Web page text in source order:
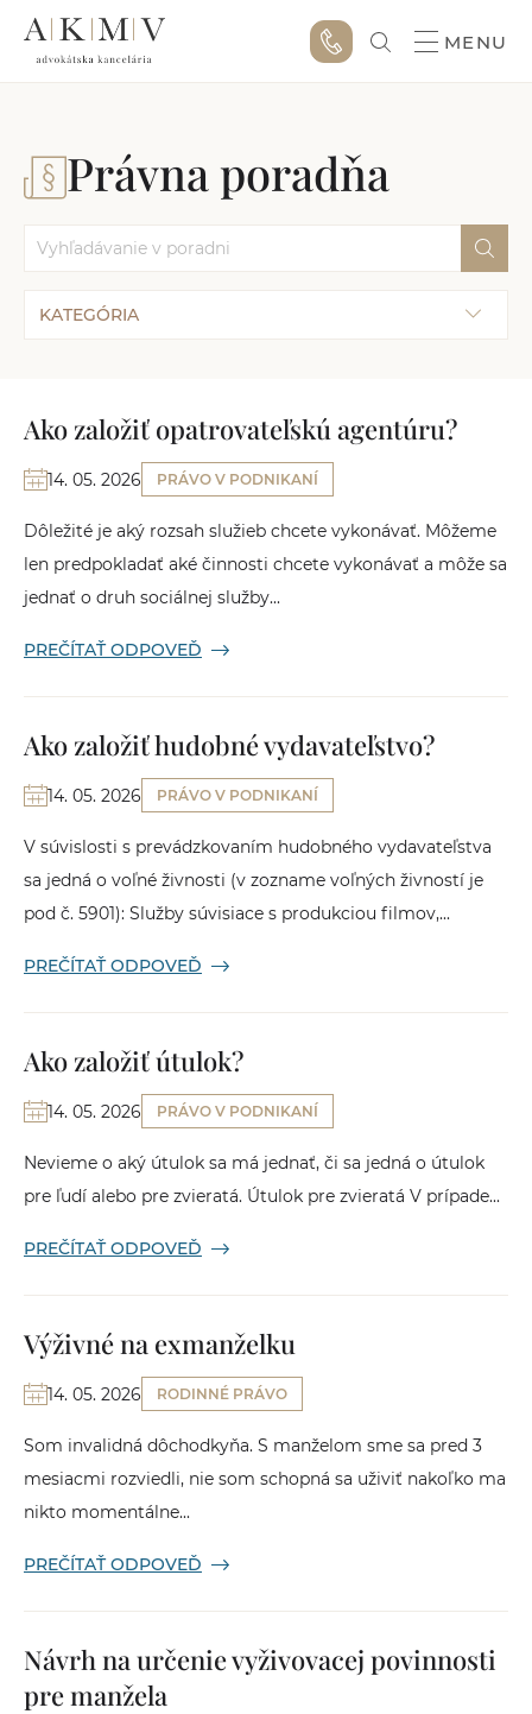
MENU
Právna poradňa
KATEGÓRIA
Ako založiť opatrovateľskú agentúru?
14. 05. 2026 PRÁVO V PODNIKANÍ
Dôležité je aký rozsah služieb chcete vykonávať. Môžeme
len predpokladať aké činnosti chcete vykonávať a môže sa
jednať o druh sociálnej služby...
PREČÍTAŤ ODPOVEĎ
Ako založiť hudobné vydavateľstvo?
14. 05. 2026 PRÁVO V PODNIKANÍ
V súvislosti s prevádzkovaním hudobného vydavateľstva
sa jedná o voľné živnosti (v zozname voľných živností je
pod č. 5901): Služby súvisiace s produkciou filmov,...
PREČÍTAŤ ODPOVEĎ
Ako založiť útulok?
14. 05. 2026 PRÁVO V PODNIKANÍ
Nevieme o aký útulok sa má jednať, či sa jedná o útulok
pre ľudí alebo pre zvieratá. Útulok pre zvieratá V prípade...
PREČÍTAŤ ODPOVEĎ
Výživné na exmanželku
14. 05. 2026 RODINNÉ PRÁVO
Som invalidná dôchodkyňa. S manželom sme sa pred 3
mesiacmi rozviedli, nie som schopná sa uživiť nakoľko ma
nikto momentálne...
PREČÍTAŤ ODPOVEĎ
Návrh na určenie vyživovacej povinnosti
pre manžela